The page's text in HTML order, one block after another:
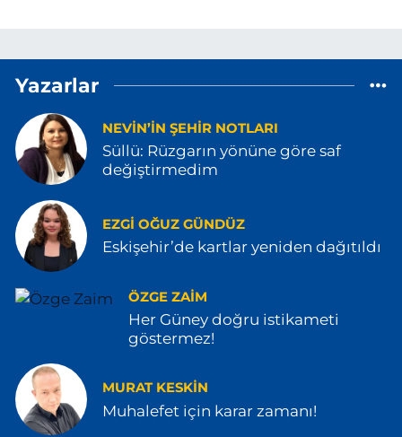
Yazarlar
NEVIN’IN ŞEHIR NOTLARI
Süllü: Rüzgarın yönüne göre saf
değiştirmedim
EZGI OĞUZ GÜNDÜZ
Eskişehir’de kartlar yeniden dağıtıldı
ÖZGE ZAIM
Her Güney doğru istikameti
göstermez!
MURAT KESKİN
Muhalefet için karar zamanı!